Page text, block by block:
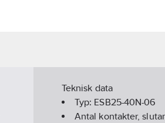
Teknisk data
Typ: ESB25-40N-06
Antal kontakter,